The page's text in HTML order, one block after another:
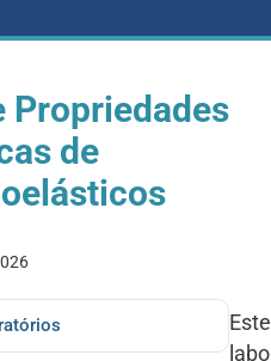
Propriedades
de
Este